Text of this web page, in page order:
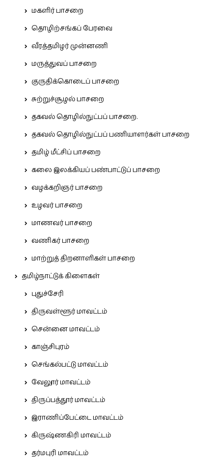
மகளிர் பாசறை
தொழிற்சங்கப் பேரவை
வீரத்தமிழர் முன்னணி
மருத்துவப் பாசறை
குருதிக்கொடைப் பாசறை
சுற்றுச்சூழல் பாசறை
தகவல் தொழில்நுட்பப் பாசறை.
தகவல் தொழில்நுட்பப் பணியாளர்கள் பாசறை
தமிழ் மீட்சிப் பாசறை
கலை இலக்கியப் பண்பாட்டுப் பாசறை
வழக்கறிஞர் பாசறை
உழவர் பாசறை
மாணவர் பாசறை
வணிகர் பாசறை
மாற்றுத் திறனாளிகள் பாசறை
தமிழ்நாட்டுக் கிளைகள்
புதுச்சேரி
திருவள்ளூர் மாவட்டம்
சென்னை மாவட்டம்
காஞ்சிபுரம்
செங்கல்பட்டு மாவட்டம்
வேலூர் மாவட்டம்
திருப்பத்தூர் மாவட்டம்
இராணிப்பேட்டை மாவட்டம்
கிருஷ்ணகிரி மாவட்டம்
தர்மபுரி மாவட்டம்